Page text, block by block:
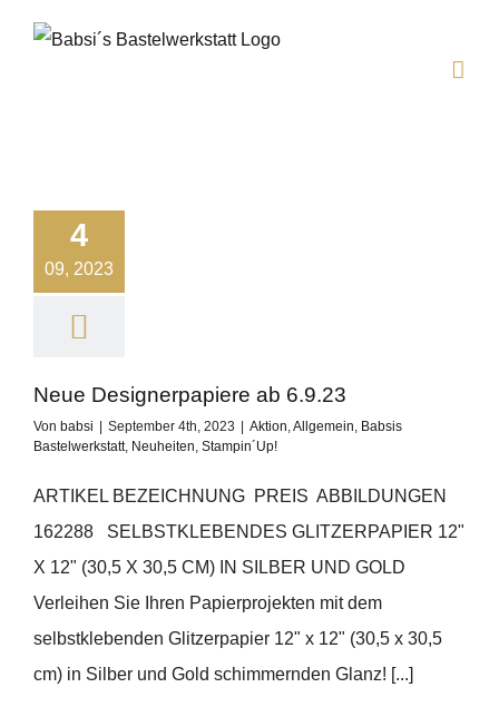
4
09, 2023
Neue Designerpapiere ab 6.9.23
Von babsi September 4th, 2023 Aktion,Allgemein, Babsis
Bastelwerkstatt, Neuheiten, Stampin´Up!
ARTIKEL BEZEICHNUNG PREIS ABBILDUNGEN
162288 SELBSTKLEBENDES GLITZERPAPIER 12"
X 12" (30,5 X 30,5 CM) IN SILBER UND GOLD
Verleihen Sie Ihren Papierprojekten mit dem
selbstklebenden Glitzerpapier 12" x 12" (30,5 x 30,5
cm) in Silber und Gold schimmernden Glanz! [...]